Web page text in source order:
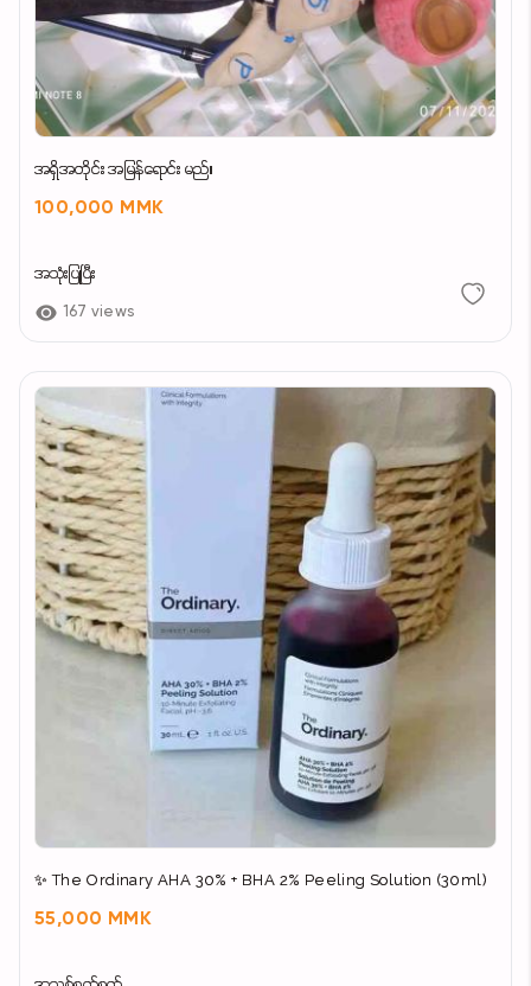
အရှိအတိုင်း အမြန်ရောင်း မည်။
100,000 MMK
အသုံးပြုပြီး
167 views
✨ The Ordinary AHA 30% + BHA 2% Peeling Solution (30ml)
55,000 MMK